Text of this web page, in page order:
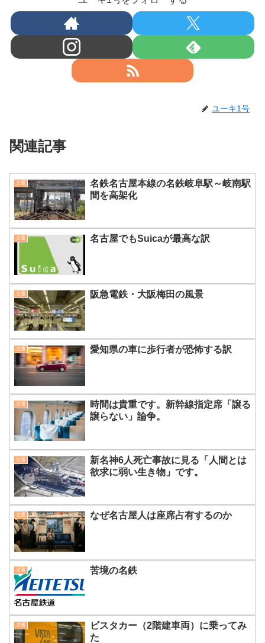
ユーキ1号
関連記事
交通
名鉄名古屋本線の名鉄岐阜駅～岐南駅
間を高架化
交通 名古屋でもSuicaが最高な訳
交通 阪急電鉄・大阪梅田の風景
交通 愛知県の車に歩行者が恐怖する訳
交通
時間は貴重です。新幹線指定席「譲る
譲らない」論争。
交通
新名神6人死亡事故に見る「人間とは
欲求に弱い生き物」です。
交通 なぜ名古屋人は座席占有するのか
交通 苦境の名鉄
交通
ビスタカー（2階建車両）に乗ってみ
た